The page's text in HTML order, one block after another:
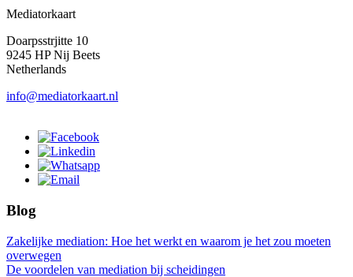
Mediatorkaart
Doarpsstrjitte 10
9245 HP Nij Beets
Netherlands
info@mediatorkaart.nl
Blog
Zakelijke mediation: Hoe het werkt en waarom je het zou moeten
overwegen
De voordelen van mediation bij scheidingen